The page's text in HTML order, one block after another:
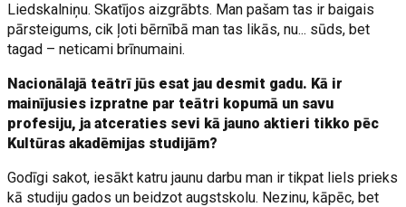
Liedskalniņu. Skatījos aizgrābts. Man pašam tas ir baigais
pārsteigums, cik ļoti bērnībā man tas likās, nu... sūds, bet
tagad – neticami brīnumaini.
Nacionālajā teātrī jūs esat jau desmit gadu. Kā ir
mainījusies izpratne par teātri kopumā un savu
profesiju, ja atceraties sevi kā jauno aktieri tikko pēc
Kultūras akadēmijas studijām?
Godīgi sakot, iesākt katru jaunu darbu man ir tikpat liels prieks
kā studiju gados un beidzot augstskolu. Nezinu, kāpēc, bet